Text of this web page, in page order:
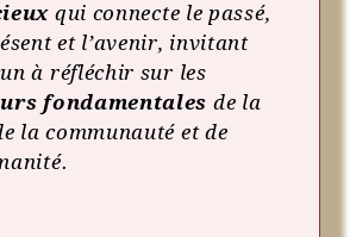
qui connecte le passé,
et l’avenir, invitant
à réfléchir sur les
fondamentales de la
la communauté et de